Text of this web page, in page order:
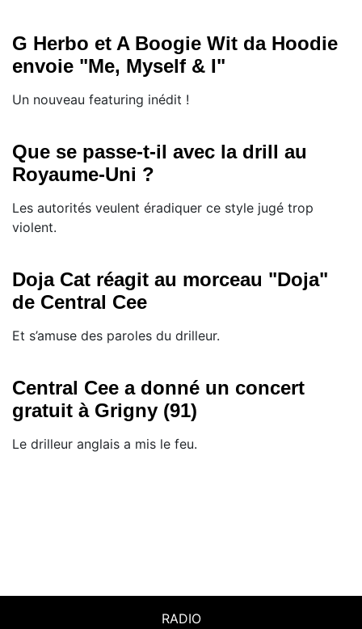
G Herbo et A Boogie Wit da Hoodie
envoie "Me, Myself & I"
Un nouveau featuring inédit !
Que se passe-t-il avec la drill au
Royaume-Uni ?
Les autorités veulent éradiquer ce style jugé trop
violent.
Doja Cat réagit au morceau "Doja"
de Central Cee
Et s’amuse des paroles du drilleur.
Central Cee a donné un concert
gratuit à Grigny (91)
Le drilleur anglais a mis le feu.
RADIO